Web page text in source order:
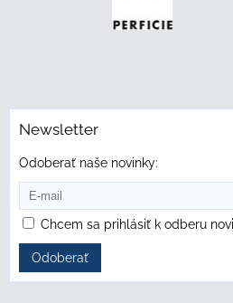
Newsletter
Odoberať naše novinky:
Chcem sa prihlásiť k odberu
Odoberať